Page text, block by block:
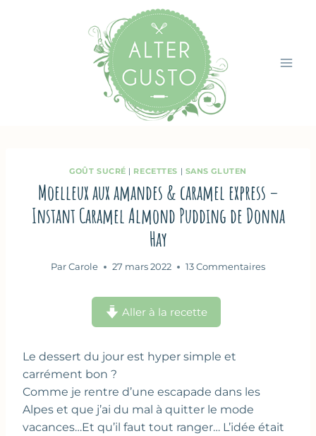
GOÛT SUCRÉ | RECETTES | SANS GLUTEN
Moelleux aux amandes & caramel express –
Instant Caramel Almond Pudding de Donna
Hay
Par Carole 27 mars 2022 13 Commentaires
Aller à la recette
Le dessert du jour est hyper simple et
carrément bon ?
Comme je rentre d’une escapade dans les
Alpes et que j’ai du mal à quitter le mode
vacances…Et qu’il faut tout ranger… L’idée était